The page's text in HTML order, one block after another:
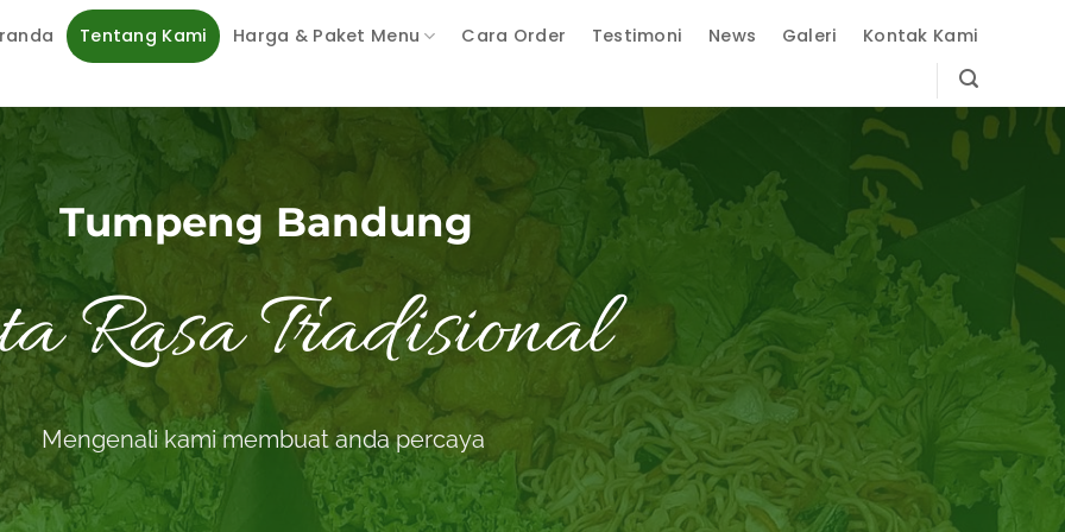
Tentang Kami Harga & Paket Menu Cara Order Testimoni News Galeri Kontak Kami
Tumpeng Bandung
Rasa Tradisional
Mengenali kami membuat anda percaya